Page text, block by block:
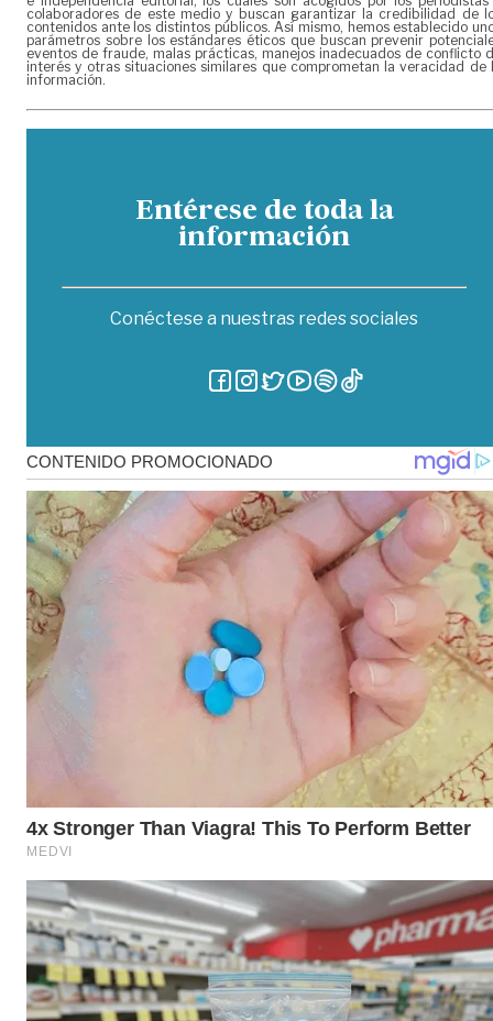
colaboradores de este medio y buscan garantizar la credibilidad de
contenidos ante los distintos públicos. Así mismo, hemos establecido
parámetros sobre los estándares éticos que buscan prevenir
eventos de fraude, malas prácticas, manejos inadecuados de conflicto
interés y otras situaciones similares que comprometan la veracidad de
información.
Entérese de toda la
información
Conéctese a nuestras redes sociales